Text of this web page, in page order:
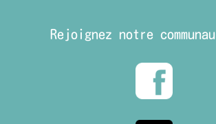
Rejoignez notre